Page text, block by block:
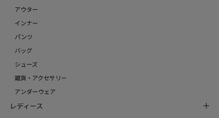
アウター
インナー
パンツ
バッグ
シューズ
雑貨・アクセサリー
アンダーウェア
レディース